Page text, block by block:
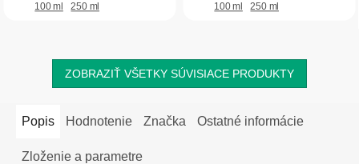
100 ml 250 ml 100 ml 250 ml
ZOBRAZIŤ VŠETKY SÚVISIACE PRODUKTY
Popis Hodnotenie Značka Ostatné informácie
Zloženie a parametre